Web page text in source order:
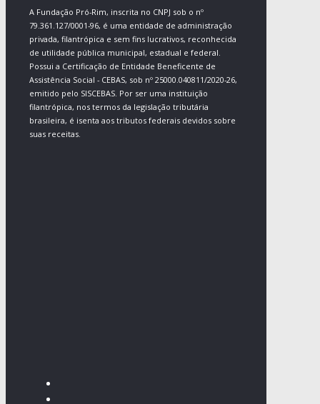
A Fundação Pró-Rim, inscrita no CNPJ sob o nº
79.361.127/0001-96, é uma entidade de administração
privada, filantrópica e sem fins lucrativos, reconhecida
de utilidade pública municipal, estadual e federal.
Possui a Certificação de Entidade Beneficente de
Assistência Social - CEBAS, sob nº 25000.040811/2020-26,
emitido pelo SISCEBAS. Por ser uma instituição
filantrópica, nos termos da legislação tributária
brasileira, é isenta aos tributos federais devidos sobre
suas receitas.